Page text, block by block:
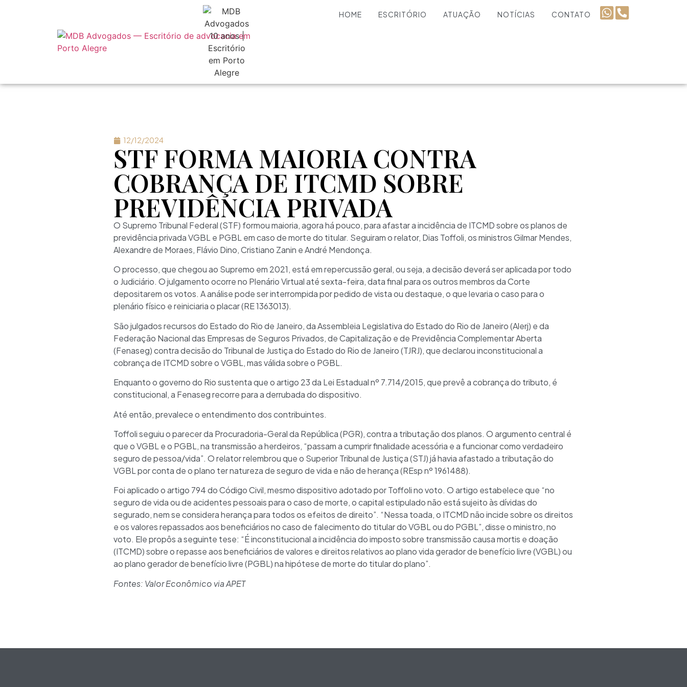
HOME ESCRITÓRIO ATUAÇÃO NOTÍCIAS CONTATO
12/12/2024
STF FORMA MAIORIA CONTRA
COBRANÇA DE ITCMD SOBRE
PREVIDÊNCIA PRIVADA
O Supremo Tribunal Federal (STF) formou maioria, agora há pouco, para afastar a incidência de ITCMD sobre os planos de
previdência privada VGBL e PGBL em caso de morte do titular. Seguiram o relator, Dias Toffoli, os ministros Gilmar Mendes,
Alexandre de Moraes, Flávio Dino, Cristiano Zanin e André Mendonça.
O processo, que chegou ao Supremo em 2021, está em repercussão geral, ou seja, a decisão deverá ser aplicada por todo
o Judiciário. O julgamento ocorre no Plenário Virtual até sexta-feira, data final para os outros membros da Corte
depositarem os votos. A análise pode ser interrompida por pedido de vista ou destaque, o que levaria o caso para o
plenário físico e reiniciaria o placar (RE 1363013).
São julgados recursos do Estado do Rio de Janeiro, da Assembleia Legislativa do Estado do Rio de Janeiro (Alerj) e da
Federação Nacional das Empresas de Seguros Privados, de Capitalização e de Previdência Complementar Aberta
(Fenaseg) contra decisão do Tribunal de Justiça do Estado do Rio de Janeiro (TJRJ), que declarou inconstitucional a
cobrança de ITCMD sobre o VGBL, mas válida sobre o PGBL.
Enquanto o governo do Rio sustenta que o artigo 23 da Lei Estadual nº 7.714/2015, que prevê a cobrança do tributo, é
constitucional, a Fenaseg recorre para a derrubada do dispositivo.
Até então, prevalece o entendimento dos contribuintes.
Toffoli seguiu o parecer da Procuradoria-Geral da República (PGR), contra a tributação dos planos. O argumento central é
que o VGBL e o PGBL, na transmissão a herdeiros, “passam a cumprir finalidade acessória e a funcionar como verdadeiro
seguro de pessoa/vida”. O relator relembrou que o Superior Tribunal de Justiça (STJ) já havia afastado a tributação do
VGBL por conta de o plano ter natureza de seguro de vida e não de herança (REsp nº 1961488).
Foi aplicado o artigo 794 do Código Civil, mesmo dispositivo adotado por Toffoli no voto. O artigo estabelece que “no
seguro de vida ou de acidentes pessoais para o caso de morte, o capital estipulado não está sujeito às dívidas do
segurado, nem se considera herança para todos os efeitos de direito”. “Nessa toada, o ITCMD não incide sobre os direitos
e os valores repassados aos beneficiários no caso de falecimento do titular do VGBL ou do PGBL”, disse o ministro, no
voto. Ele propôs a seguinte tese: “É inconstitucional a incidência do imposto sobre transmissão causa mortis e doação
(ITCMD) sobre o repasse aos beneficiários de valores e direitos relativos ao plano vida gerador de benefício livre (VGBL) ou
ao plano gerador de benefício livre (PGBL) na hipótese de morte do titular do plano”.
Fontes: Valor Econômico via APET